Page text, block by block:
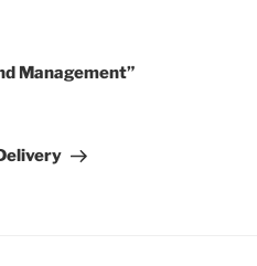
Management”